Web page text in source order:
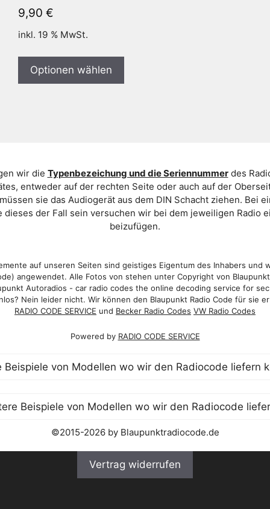
9,90 €
inkl. 19 % MwSt.
Optionen wählen
wir die Typenbezeichung und die Seriennummerdes
entweder auf der rechten Seite oder auch auf der
sie das Audiogerät aus dem DIN Schacht ziehen. Bei
der Fall sein versuchen wir bei dem jeweiligen Radio
beizufügen.
auf unseren Seiten sind geistiges Eigentum des Inhabers und
angewendet. Alle Fotos von stehen unter Copyright von
Autoradios - car radio codes the online decoding service for
Nein leider nicht. Wir können den Blaupunkt Radio Code für sie
RADIO CODE SERVICE und Becker Radio Codes VW Radio Codes
Powered by RADIO CODE SERVICE
©2015-2026 by Blaupunktradiocode.de
Vertrag widerrufen